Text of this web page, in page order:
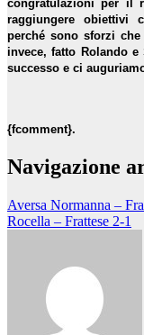
congratulazioni per il
raggiungere obiettivi
perché sono sforzi
invece, fatto Rolando
successo e ci
{fcomment}.
Navigazione
Aversa Normanna –
Rocella – Frattese 2-1